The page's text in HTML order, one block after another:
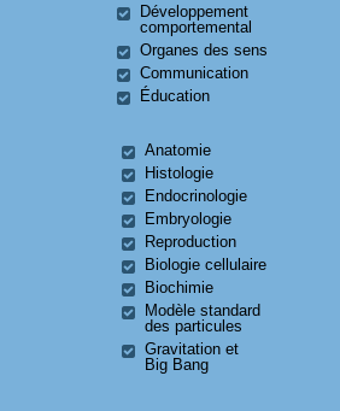
Développement
comportemental
Organes des sens
Communication
Éducation
Anatomie
Histologie
Endocrinologie
Embryologie
Reproduction
Biologie cellulaire
Biochimie
Modèle standard
des particules
Gravitation et
Big Bang